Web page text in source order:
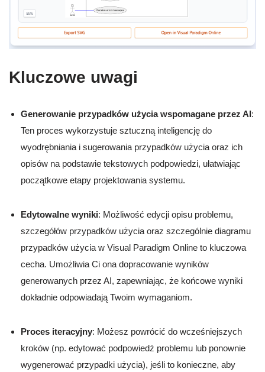
Kluczowe uwagi
Generowanie przypadków użycia wspomagane przez AI:
Ten proces wykorzystuje sztuczną inteligencję do
wyodrębniania i sugerowania przypadków użycia oraz ich
opisów na podstawie tekstowych podpowiedzi, ułatwiając
początkowe etapy projektowania systemu.
Edytowalne wyniki: Możliwość edycji opisu problemu,
szczegółów przypadków użycia oraz szczególnie diagramu
przypadków użycia w Visual Paradigm Online to kluczowa
cecha. Umożliwia Ci ona dopracowanie wyników
generowanych przez AI, zapewniając, że końcowe wyniki
dokładnie odpowiadają Twoim wymaganiom.
Proces iteracyjny: Możesz powrócić do wcześniejszych
kroków (np. edytować podpowiedź problemu lub ponownie
wygenerować przypadki użycia), jeśli to konieczne, aby